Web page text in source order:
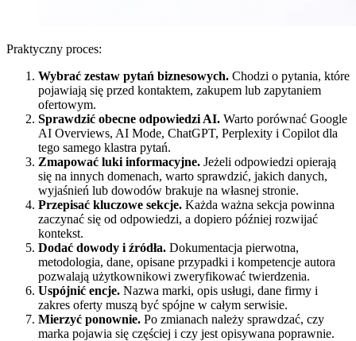
Praktyczny proces:
Wybrać zestaw pytań biznesowych. Chodzi o pytania, które
pojawiają się przed kontaktem, zakupem lub zapytaniem
ofertowym.
Sprawdzić obecne odpowiedzi AI. Warto porównać Google
AI Overviews, AI Mode, ChatGPT, Perplexity i Copilot dla
tego samego klastra pytań.
Zmapować luki informacyjne. Jeżeli odpowiedzi opierają
się na innych domenach, warto sprawdzić, jakich danych,
wyjaśnień lub dowodów brakuje na własnej stronie.
Przepisać kluczowe sekcje. Każda ważna sekcja powinna
zaczynać się od odpowiedzi, a dopiero później rozwijać
kontekst.
Dodać dowody i źródła. Dokumentacja pierwotna,
metodologia, dane, opisane przypadki i kompetencje autora
pozwalają użytkownikowi zweryfikować twierdzenia.
Uspójnić encje. Nazwa marki, opis usługi, dane firmy i
zakres oferty muszą być spójne w całym serwisie.
Mierzyć ponownie. Po zmianach należy sprawdzać, czy
marka pojawia się częściej i czy jest opisywana poprawnie.